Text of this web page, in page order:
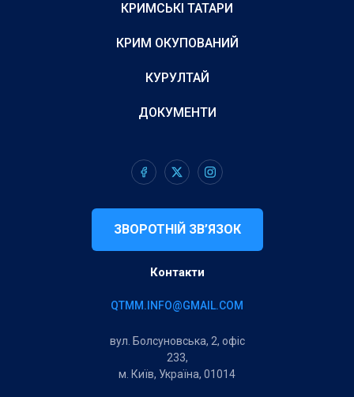
КРИМСЬКІ ТАТАРИ
КРИМ ОКУПОВАНИЙ
КУРУЛТАЙ
ДОКУМЕНТИ
ЗВОРОТНІЙ ЗВ’ЯЗОК
Контакти
QTMM.INFO@GMAIL.COM
вул. Болсуновська, 2, офіс
233,
м. Київ, Україна, 01014